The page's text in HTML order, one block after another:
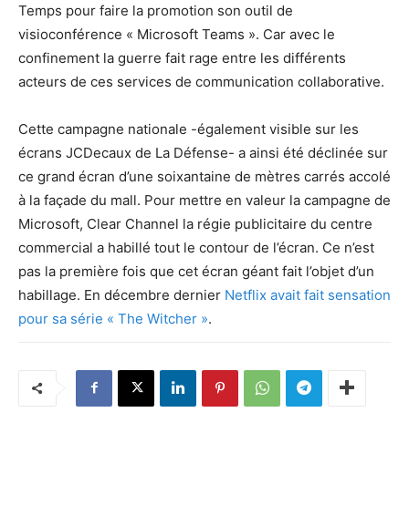
Temps pour faire la promotion son outil de
visioconférence « Microsoft Teams ». Car avec le
confinement la guerre fait rage entre les différents
acteurs de ces services de communication collaborative.
Cette campagne nationale -également visible sur les
écrans JCDecaux de La Défense- a ainsi été déclinée sur
ce grand écran d’une soixantaine de mètres carrés accolé
à la façade du mall. Pour mettre en valeur la campagne de
Microsoft, Clear Channel la régie publicitaire du centre
commercial a habillé tout le contour de l’écran. Ce n’est
pas la première fois que cet écran géant fait l’objet d’un
habillage. En décembre dernier Netflix avait fait sensation
pour sa série « The Witcher ».